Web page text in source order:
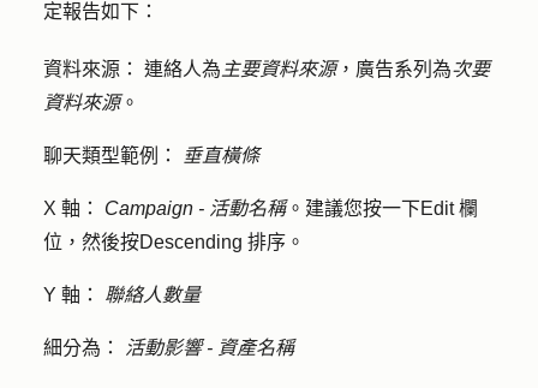
定報告如下：
資料來源： 連絡人為 主要資料來源，廣告系列為次要
資料來源。
聊天類型範例： 垂直橫條
X 軸： Campaign - 活動名稱。建議您按一下Edit 欄
位 ，然後按Descending 排序。
Y 軸： 聯絡人數量
細分為： 活動影響 - 資產名稱